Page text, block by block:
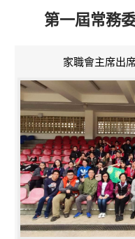
第一屆常務
家職會主席出